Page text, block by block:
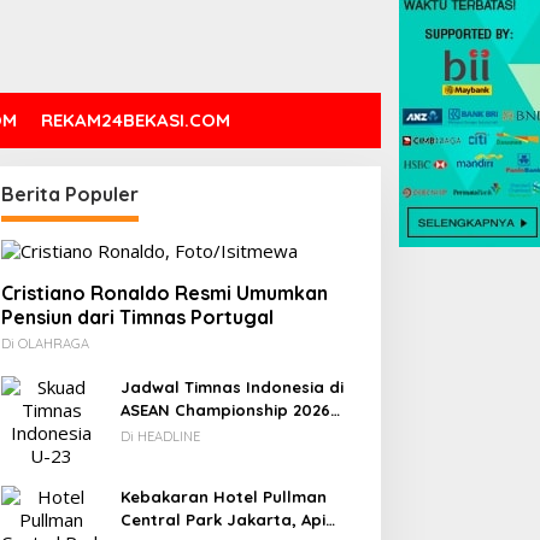
REKAM24BEKASI.COM
Berita Populer
Cristiano Ronaldo Resmi Umumkan
Pensiun dari Timnas Portugal
Di OLAHRAGA
Jadwal Timnas Indonesia di
ASEAN Championship 2026
Lengkap, Lawan Kamboja
Di HEADLINE
Kebakaran Hotel Pullman
Central Park Jakarta, Api